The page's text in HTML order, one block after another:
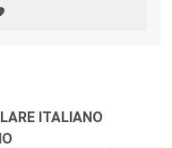
evidenziandone i limiti e i
e di incertezza
ITALIANO